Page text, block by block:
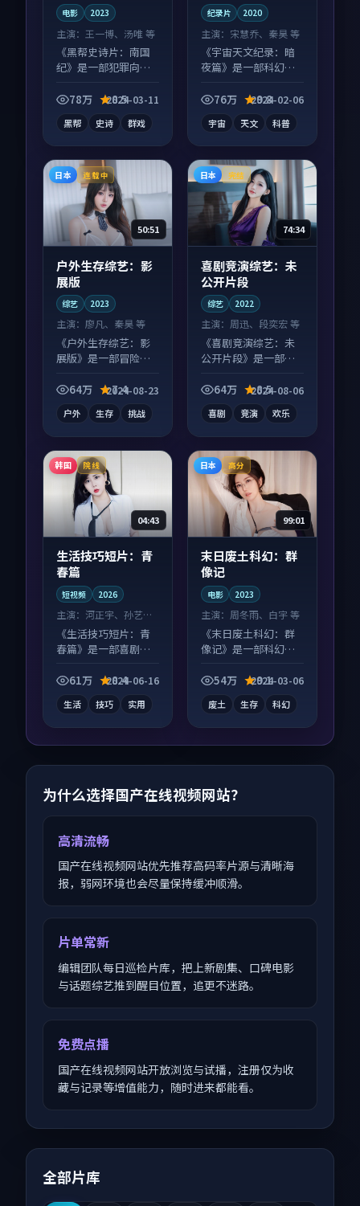
电影 2023
主演： 王一博、汤唯 等
《黑帮史诗片：南国
纪》是一部犯罪向电
错过，字幕区常有惊
78万 8.5
2024-03-11
黑帮 史诗 群戏
纪录片 2020
主演： 宋慧乔、秦昊 等
《宇宙天文纪录：暗
夜篇》是一部科幻向
凑信息量大，适合沉
76万 9.8
2024-02-06
宇宙 天文 科普
日本 连载中
50:51
户外生存综艺：影
展版
综艺 2023
主演： 廖凡、秦昊 等
《户外生存综艺：影
展版》是一部冒险向
层层推进，尾声常有
64万 7.4
2024-08-23
户外 生存 挑战
日本 完结
74:34
喜剧竞演综艺：未
公开片段
综艺 2022
主演： 周迅、段奕宏 等
《喜剧竞演综艺：未
公开片段》是一部喜
叙事并行，细节值得
64万 8.5
2024-08-06
喜剧 竞演 欢乐
韩国 院线
04:43
生活技巧短片：青
春篇
短视频 2026
主演： 河正宇、孙艺珍
等
《生活技巧短片：青
春篇》是一部喜剧向
屏端观看，细节更丰
61万 8.4
2024-06-16
生活 技巧 实用
日本 高分
99:01
末日废土科幻：群
像记
电影 2023
主演： 周冬雨、白宇 等
《末日废土科幻：群
像记》是一部科幻向
别错过，字幕区常有
54万 9.1
2024-03-06
废土 生存 科幻
为什么选择国产在线视频网站？
高清流畅
国产在线视频网站优先推荐高码率片源与清晰海
报，弱网环境也会尽量保持缓冲顺滑。
片单常新
编辑团队每日巡检片库，把上新剧集、口碑电影
与话题综艺推到醒目位置，追更不迷路。
免费点播
国产在线视频网站开放浏览与试播，注册仅为收
藏与记录等增值能力，随时进来都能看。
全部片库